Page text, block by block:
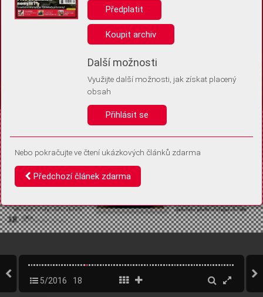
uložením volitelných informací:
Anonymní unikátní ID
Díky němu příště poznáme, že se jedná o stejné zařízení, a
Identifikátor je zcela anonymní.
Vaše souhlasy a odmítnutí si ukládáme do vašeho zařízení, abychom se
vás už příště znovu neptali. Můžete je kdykoli později upravit ve Správě
5/2016 18
Předplatit
Koupit archiv
Další možnosti
Využijte další možnosti, jak získat placený
obsah
Přihlásit se
Nebo pokračujte ve čtení ukázkových článků zdarma
Předchozí článek zdarma